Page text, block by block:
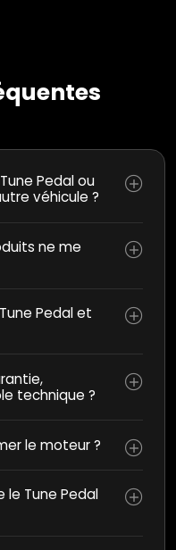
Pedal ou
véhicule ?
ne me
Pedal et
technique ?
le moteur ?
le Tune Pedal